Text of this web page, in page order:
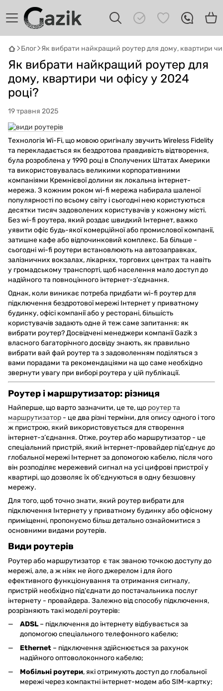
Блог Як вибрати найкращий роутер для дому, квартири чи
Як вибрати найкращий роутер для
дому, квартири чи офісу у 2024
році?
19 травня 2025
Технологія Wi-Fi, що мовою оригіналу звучить Wireless Fidelity
та перекладається як бездротова правдивість відтворення,
була розроблена у 1990 році в Сполучених Штатах Америки
та використовувалась великими корпоративними
компаніями Кремнієвої долини як локальна інтернет-
мережа. З кожним роком wi-fi мережа набирала шаленої
популярності по всьому світу і сьогодні нею користуються
десятки тисяч задоволених користувачів у кожному місті.
Без wi-fi роутера, який роздає швидкий Інтернет, важко
уявити офіс будь-якої комерційної або промислової компанії,
затишне кафе або відпочинковий комплекс. Ба більше -
сьогодні wi-fi роутери встановлюють на автозаправках,
залізничних вокзалах, лікарнях, торгових центрах та навіть
у громадському транспорті, щоб населення мало доступ до
надійного та повноцінного інтернет-з’єднання.
Однак, коли виникає потреба придбати wi-fi роутер для
підключення бездротової мережі Інтернет у приватному
будинку, офісі компанії або у ресторані, більшість
користувачів задають одне й теж саме запитання: як
вибрати роутер? Досвідчені менеджери компанії Gazik з
власного багаторічного досвіду знають, як правильно
вибрати вай фай роутер та з задоволенням поділяться з
вами порадами та рекомендаціями на що саме необхідно
звернути увагу при виборі роутера у цій публікації.
Роутер і маршрутизатор: різниця
Найперше, що варто зазначити, це те, що роутер та
маршрутизатор - це два різні терміни, для опису одного і того
ж пристрою, який використовується для створення
інтернет-з’єднання. Отже, роутер або маршрутизатор - це
спеціальний пристрій, який інтернет-провайдер під'єднує до
глобальної мережі Інтернет за допомогою кабелю, після чого
він розподіляє мережевий сигнал на усі цифрові пристрої у
квартирі, що дозволяє їх об'єднуються в одну безшовну
мережу.
Для того, щоб точно знати, який роутер вибрати для
підключення Інтернету у приватному будинку або офісному
приміщенні, пропонуємо більш детально ознайомитися з
основними видами роутерів.
Види роутерів
Роутер або маршрутизатор є так званою точкою доступу до
мережі, але, а ж ніяк не його джерелом і для його
ефективного функціонування та отримання сигналу,
пристрій необхідно під'єднати до постачальника послуг
інтернету - провайдера. Залежно від способу підключення,
розрізняють такі моделі роутерів:
ADSL– підключення до інтернету відбувається за
допомогою спеціального телефонного кабелю;
Ethernet – підключення здійснюється за рахунок
надійного оптоволоконного кабелю;
Мобільні роутери, які отримують доступ до глобальної
мережі через компактні інтернет-модем або SIM-картку;
GAZIK
Привіт! 👋 Я Gazik AI — допоможу
підібрати вживану комп'ютерну техніку.
Що шукаєш?